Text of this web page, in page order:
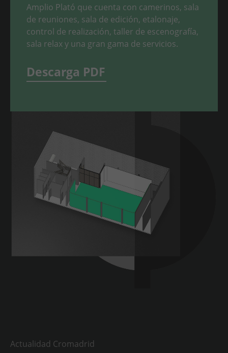
Amplio Plató que cuenta con camerinos, sala
de reuniones, sala de edición, etalonaje,
control de realización, taller de escenografía,
sala relax y una gran gama de servicios.
Descarga PDF
Actualidad Cromadrid